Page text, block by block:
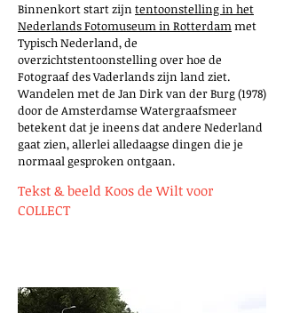
Binnenkort start zijn tentoonstelling in het
Nederlands Fotomuseum in Rotterdammet
Typisch Nederland, de
overzichtstentoonstelling over hoe de
Fotograaf des Vaderlands zijn land ziet.
Wandelen met de Jan Dirk van der Burg (1978)
door de Amsterdamse Watergraafsmeer
betekent dat je ineens dat andere Nederland
gaat zien, allerlei alledaagse dingen die je
normaal gesproken ontgaan.
Tekst & beeld Koos de Wilt voor
COLLECT